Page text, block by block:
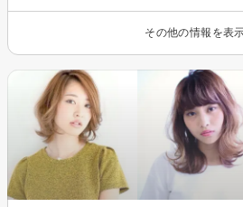
その他の情報を表